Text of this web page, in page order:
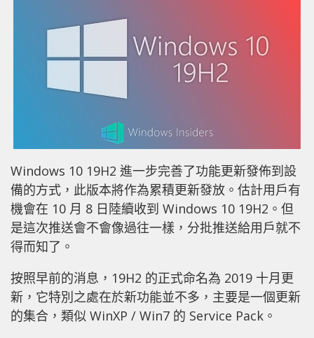
Windows 10 19H2 進一步完善了功能更新發佈到設
備的方式，此版本將作為累積更新發放。估計用戶有
機會在 10 月 8 日陸續收到 Windows 10 19H2。但
是這次推送會不會像過往一樣，分批推送給用戶就不
得而知了。
按照早前的消息，19H2 的正式命名為 2019 十月更
新，它特別之處在於新功能並不多，主要是一個更新
的集合，類似 WinXP / Win7 的 Service Pack。